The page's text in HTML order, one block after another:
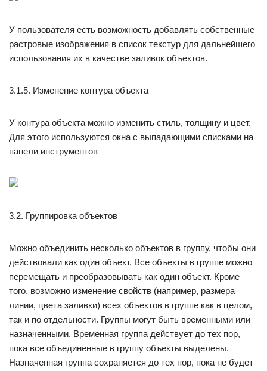
У пользователя есть возможность добавлять собственные
растровые изображения в список текстур для дальнейшего
использования их в качестве заливок объектов.
3.1.5. Изменение контура объекта
У контура объекта можно изменить стиль, толщину и цвет.
Для этого используются окна с выпадающими списками на
панели инструментов
3.2. Группировка объектов
Можно объединить несколько объектов в группу, чтобы они
действовали как один объект. Все объекты в группе можно
перемещать и преобразовывать как один объект. Кроме
того, возможно изменение свойств (например, размера
линии, цвета заливки) всех объектов в группе как в целом,
так и по отдельности. Группы могут быть временными или
назначенными. Временная группа действует до тех пор,
пока все объединенные в группу объекты выделены.
Назначенная группа сохраняется до тех пор, пока не будет